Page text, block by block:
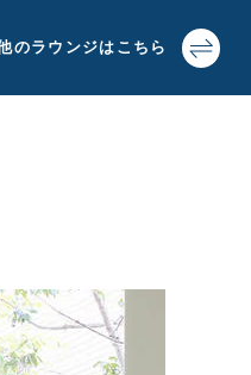
のラウンジは こちら
・賃貸経営をお考えの方